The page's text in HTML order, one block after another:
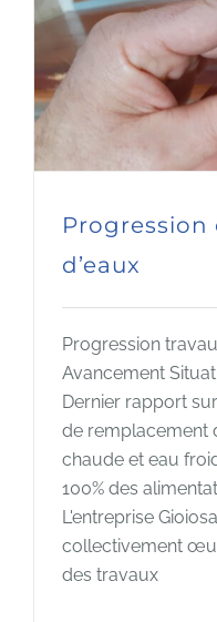
Progression
d’eaux
Progression
Avancement
Dernier rapport
de remplacement
chaude et eau
100% des
L'entreprise
collectivement
des travaux